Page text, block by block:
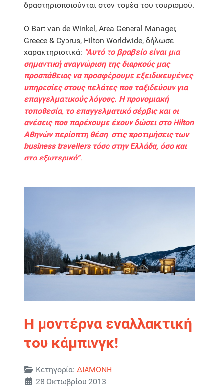
δραστηριοποιούνται στον τομέα του τουρισμού.
Ο Bart van de Winkel, Area General Manager,
Greece & Cyprus, Hilton Worldwide, δήλωσε
χαρακτηριστικά: “Αυτό το βραβείο είναι μια
σημαντική αναγνώριση της διαρκούς μας
προσπάθειας να προσφέρουμε εξειδικευμένες
υπηρεσίες στους πελάτες που ταξιδεύουν για
επαγγελματικούς λόγους. Η προνομιακή
τοποθεσία, το επαγγελματικό σέρβις και οι
ανέσεις που παρέχουμε έχουν δώσει στο Hilton
Αθηνών περίοπτη θέση στις προτιμήσεις των
business travellers τόσο στην Ελλάδα, όσο και
στο εξωτερικό”.
Η μοντέρνα εναλλακτική
του κάμπινγκ!
Λεπτομέρειες
Κατηγορία: ΔΙΑΜΟΝΗ
28 Οκτωβρίου 2013